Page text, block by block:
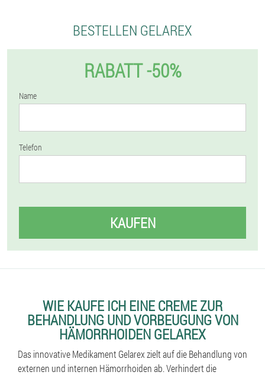
BESTELLEN GELAREX
RABATT -50%
Name
Telefon
KAUFEN
WIE KAUFE ICH EINE CREME ZUR
BEHANDLUNG UND VORBEUGUNG VON
HÄMORRHOIDEN GELAREX
Das innovative Medikament Gelarex zielt auf die Behandlung von
externen und internen Hämorrhoiden ab. Verhindert die